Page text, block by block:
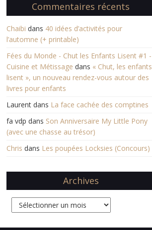
Commentaires récents
Chaibi dans 40 idées d’activités pour
l’automne (+ printable)
Fées du Monde - Chut les Enfants Lisent #1 -
Cuisine et Métissage dans « Chut, les enfants
lisent », un nouveau rendez-vous autour des
livres pour enfants
Laurentdans La face cachée des comptines
fa vdp dans Son Anniversaire My Little Pony
(avec une chasse au trésor)
Chris dans Les poupées Locksies (Concours)
Archives
Archives